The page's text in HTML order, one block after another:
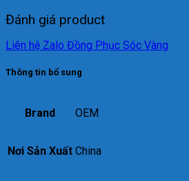
Đánh giá product
Liên hệ Zalo Đồng Phục Sóc Vàng
Thông tin bổ sung
Brand OEM
Nơi Sản Xuất China